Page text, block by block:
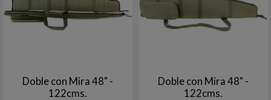
Doble con Mira 48" -
122cms.
Doble con Mira 48" -
122cms.